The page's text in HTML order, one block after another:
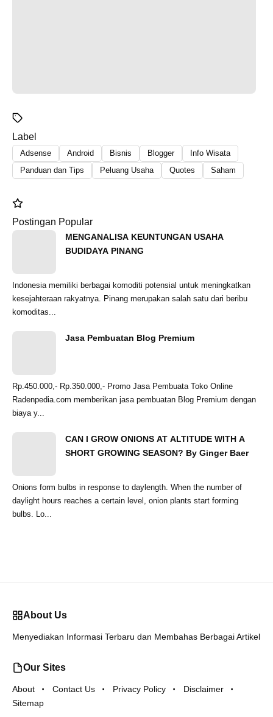
Label
Adsense Android Bisnis Blogger
Info Wisata
Panduan dan Tips
Peluang Usaha Quotes Saham
Postingan Popular
MENGANALISA KEUNTUNGAN USAHA
BUDIDAYA PINANG
Indonesia memiliki berbagai komoditi potensial untuk meningkatkan
kesejahteraan rakyatnya. Pinang merupakan salah satu dari beribu
komoditas...
Jasa Pembuatan Blog Premium
Rp.450.000,- Rp.350.000,- Promo Jasa Pembuata Toko Online
Radenpedia.com memberikan jasa pembuatan Blog Premium dengan
biaya y...
CAN I GROW ONIONS AT ALTITUDE WITH A
SHORT GROWING SEASON? By Ginger Baer
Onions form bulbs in response to daylength. When the number of
daylight hours reaches a certain level, onion plants start forming
bulbs. Lo...
About Us
Menyediakan Informasi Terbaru dan Membahas Berbagai Artikel
Our Sites
About Contact Us Privacy Policy
Disclaimer
Sitemap